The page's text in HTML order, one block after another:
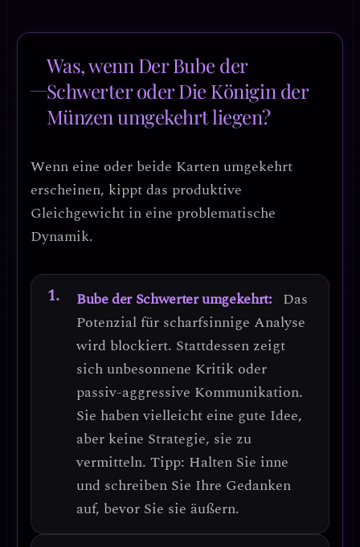
Was, wenn Der Bube der
Schwerter oder Die Königin der
Münzen umgekehrt liegen?
Wenn eine oder beide Karten umgekehrt
erscheinen, kippt das produktive
Gleichgewicht in eine problematische
Dynamik.
Bube der Schwerter umgekehrt: Das
Potenzial für scharfsinnige Analyse
wird blockiert. Stattdessen zeigt
sichunbesonnene Kritik oder
passiv-aggressive Kommunikation.
Sie haben vielleicht eine gute Idee,
aber keine Strategie, sie zu
vermitteln. Tipp: Halten Sie inne
und schreiben Sie Ihre Gedanken
auf, bevor Sie sie äußern.